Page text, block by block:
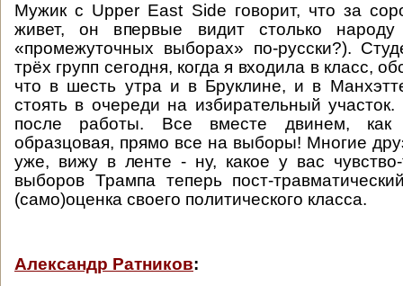
Мужик с Upper East Side говорит, что за
живет, он впервые видит столько
«промежуточных выборах» по-русски?).
трёх групп сегодня, когда я входила в класс,
что в шесть утра и в Бруклине, и в
стоять в очереди на избирательный
после работы. Все вместе двинем, как
образцовая, прямо все на выборы! Многие
уже, вижу в ленте - ну, какое у вас
выборов Трампа теперь пост-
(само)оценка своего политического класса.
Александр Ратников: